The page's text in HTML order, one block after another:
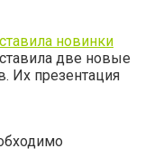
новинки
две новые
Их презентация